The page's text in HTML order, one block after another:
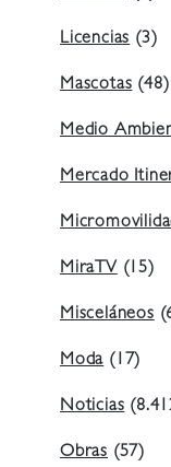
Licencias (3)
Mascotas (48)
Medio
Mercado
MiraTV (15)
Misceláneos
Moda (17)
Noticias
Obras (57)